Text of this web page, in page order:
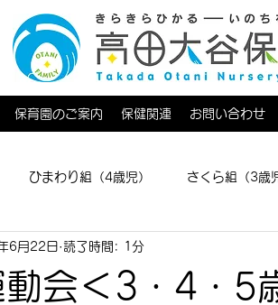
保育園のご案内 保健関連 お問い合わせ
ひまわり組（4歳児） さくら組（3歳
ろば
動会＜3・4・5
6月22日 読了時間: 1分